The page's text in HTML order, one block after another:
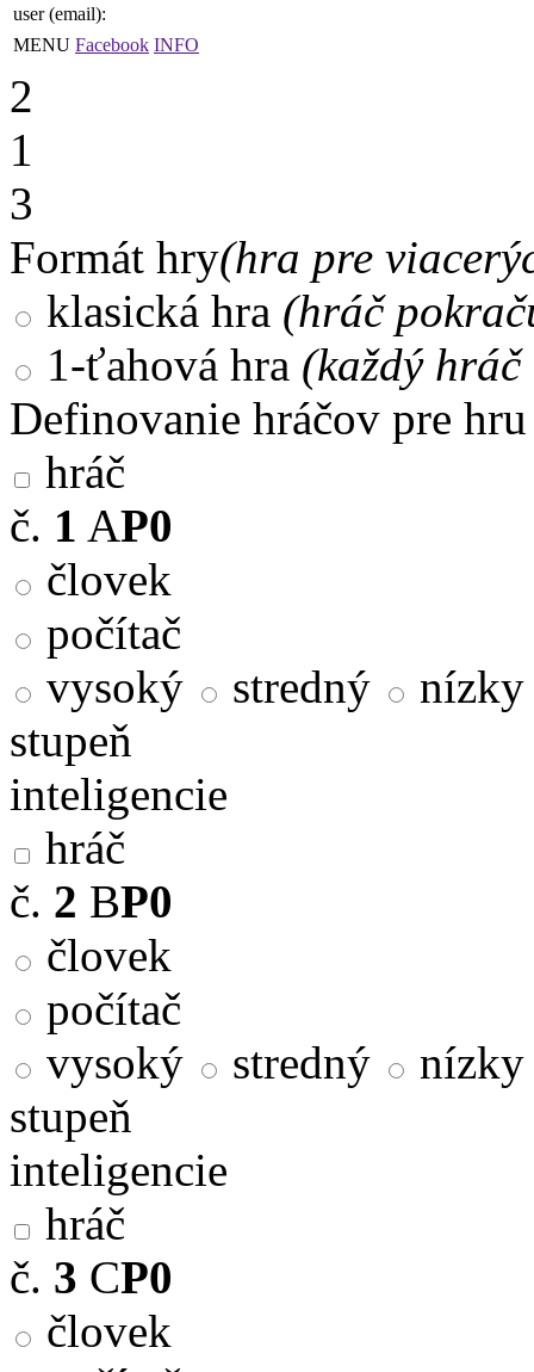
user (email):
MENU Facebook INFO
2
1
3
Formát hry(hra pre
klasická hra (hráč
1-ťahová hra (každý
Definovanie hráčov pre hru
hráč
č. 1 AP0
človek
počítač
vysoký
stredný
nízky
stupeň
inteligencie
hráč
č. 2 BP0
človek
počítač
vysoký
stredný
nízky
stupeň
inteligencie
hráč
č. 3 CP0
človek